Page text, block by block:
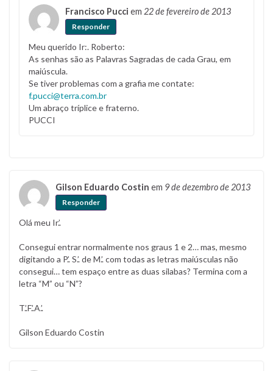
Francisco Pucci em 22 de fevereiro de 2013
Responder
Meu querido Ir:. Roberto:
As senhas são as Palavras Sagradas de cada Grau, em
maiúscula.
Se tiver problemas com a grafia me contate:
f.pucci@terra.com.br
Um abraço tríplice e fraterno.
PUCCI
Gilson Eduardo Costin em 9 de dezembro de 2013
Responder
Olá meu Ir.’.
Consegui entrar normalmente nos graus 1 e 2… mas, mesmo
digitando a P.’. S.’. de M.’. com todas as letras maiúsculas não
consegui… tem espaço entre as duas silabas? Termina com a
letra “M” ou “N”?
T.’.F.’.A.’.
Gilson Eduardo Costin